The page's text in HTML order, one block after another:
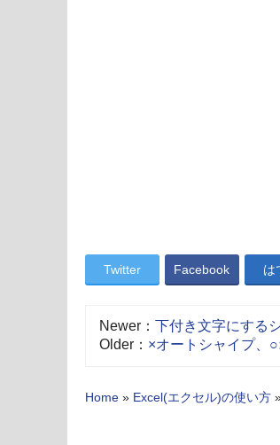
Twitter Facebook は
Newer： 下付き文字にする
Older： ×オートシャイプ、
Home » Excel(エクセル)の使い方